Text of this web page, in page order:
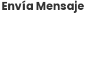
Envía Mensaje